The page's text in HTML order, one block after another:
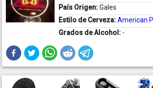
País Origen:Gales
Estilo de Cerveza:American
Grados de Alcohol: -